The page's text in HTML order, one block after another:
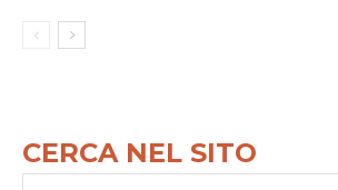
CERCA NEL SITO